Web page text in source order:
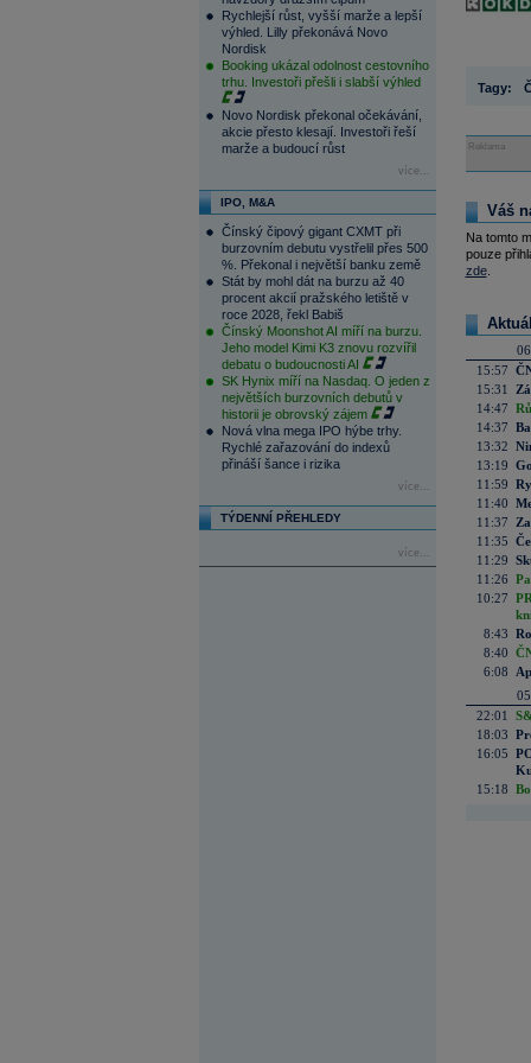
Rychlejší růst, vyšší marže a lepší
výhled. Lilly překonává Novo
Nordisk
Booking ukázal odolnost cestovního
trhu. Investoři přešli i slabší výhled
Novo Nordisk překonal očekávání,
akcie přesto klesají. Investoři řeší
marže a budoucí růst
více...
IPO, M&A
Čínský čipový gigant CXMT při
burzovním debutu vystřelil přes 500
%. Překonal i největší banku země
Stát by mohl dát na burzu až 40
procent akcií pražského letiště v
roce 2028, řekl Babiš
Čínský Moonshot AI míří na burzu.
Jeho model Kimi K3 znovu rozvířil
debatu o budoucnosti AI
SK Hynix míří na Nasdaq. O jeden z
největších burzovních debutů v
historii je obrovský zájem
Nová vlna mega IPO hýbe trhy.
Rychlé zařazování do indexů
přináší šance i rizika
více...
TÝDENNÍ PŘEHLEDY
více...
Tagy:
Reklama
Váš
Na tomto
pouze
zde.
15:57
15:31
14:47
14:37
13:32
13:19
11:59
11:40
11:37
11:35
11:29
11:26
10:27
8:43
8:40
6:08
22:01
18:03
16:05
15:18